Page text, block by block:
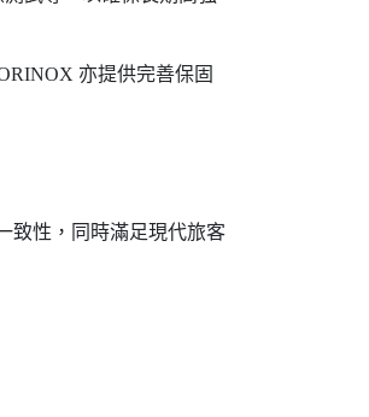
亦提供完善保固
致性，同時滿足現代旅客